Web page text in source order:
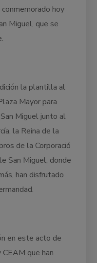
hoy
Miguel, que se
la plantilla al
Mayor para
Miguel junto al
la Reina de la
de la Corporació
San Miguel, donde
han disfrutado
en este acto de
que han